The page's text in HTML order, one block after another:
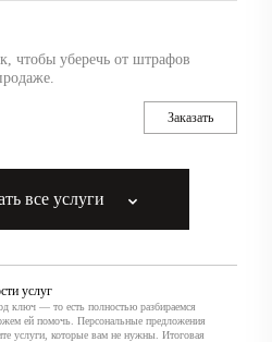
чтобы уберечь от штрафов
Заказать
все услуги
услуг
ключ — то есть полностью разбираемся
ей помочь. Персональные предложения
услуги, которые вам не нужны. Итоговая